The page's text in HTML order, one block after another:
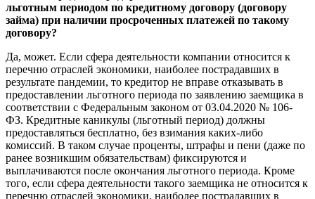
льготным периодом по кредитному договору (договору
займа) при наличии просроченных платежей по такому
договору?
Да, может. Если сфера деятельности компании относится к
перечню отраслей экономики, наиболее пострадавших в
результате пандемии, то кредитор не вправе отказывать в
предоставлении льготного периода по заявлению заемщика в
соответствии с Федеральным законом от 03.04.2020 № 106-
ФЗ. Кредитные каникулы (льготный период) должны
предоставляться бесплатно, без взимания каких-либо
комиссий. В таком случае проценты, штрафы и пени (даже по
ранее возникшим обязательствам) фиксируются и
выплачиваются после окончания льготного периода. Кроме
того, если сфера деятельности такого заемщика не относится к
перечню отраслей экономики, наиболее пострадавших в